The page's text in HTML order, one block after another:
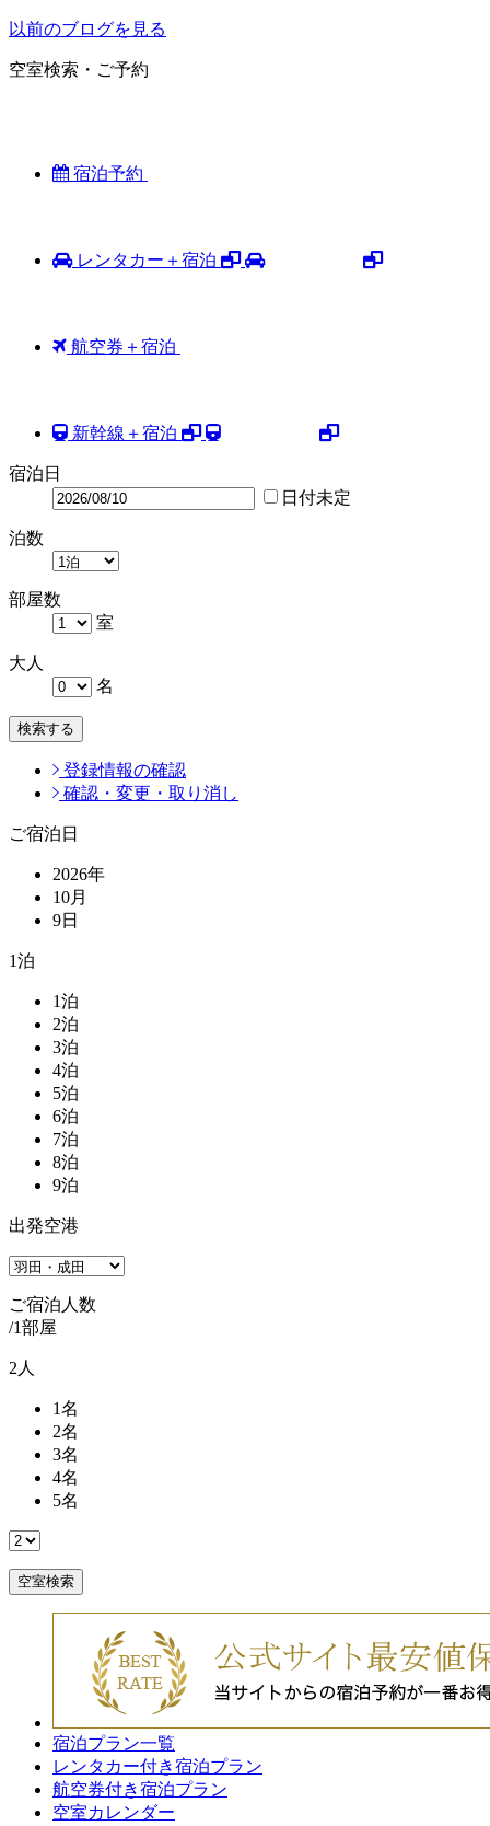
以前のブログを見る
空室検索・ご予約
宿泊予約
レンタカー＋宿泊
航空券＋宿泊
新幹線＋宿泊
宿泊日
日付未定
泊数
部屋数
室
大人
名
検索する
登録情報の確認
確認・変更・取り消し
ご宿泊日
2026年
10月
9日
1泊
1泊
2泊
3泊
4泊
5泊
6泊
7泊
8泊
9泊
出発空港
ご宿泊人数
/1部屋
2 人
1名
2名
3名
4名
5名
空室検索
宿泊プラン一覧
レンタカー付き宿泊プラン
航空券付き宿泊プラン
空室カレンダー